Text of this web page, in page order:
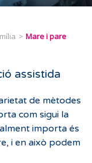
Mare i pare
assistida
de mètodes
com sigui la
importa és
i en això podem